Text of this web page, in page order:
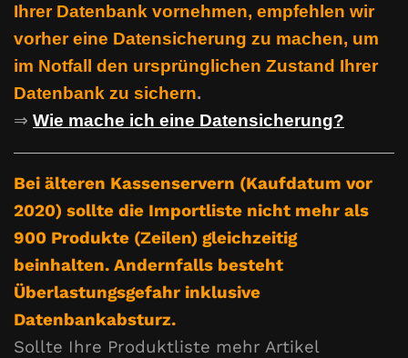
Ihrer Datenbank vornehmen, empfehlen wir
vorher eine Datensicherung zu machen, um
im Notfall den ursprünglichen Zustand Ihrer
Datenbank zu sichern.
⇒ Wie mache ich eine Datensicherung?
Bei älteren Kassenservern (Kaufdatum vor
2020) sollte die Importliste nicht mehr als
900 Produkte (Zeilen) gleichzeitig
beinhalten. Andernfalls besteht
Überlastungsgefahr inklusive
Datenbankabsturz.
Sollte Ihre Produktliste mehr Artikel